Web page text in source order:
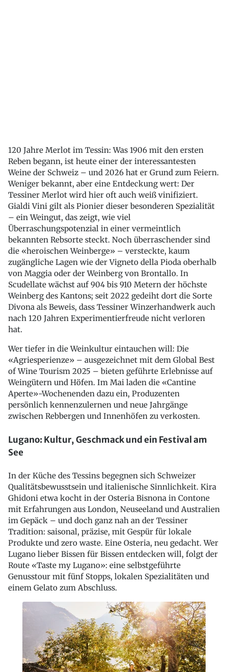
120 Jahre Merlot im Tessin: Was 1906 mit den ersten
Reben begann, ist heute einer der interessantesten
Weine der Schweiz – und 2026 hat er Grund zum Feiern.
Weniger bekannt, aber eine Entdeckung wert: Der
Tessiner Merlot wird hier oft auch weiß vinifiziert.
Gialdi Vini gilt als Pionier dieser besonderen Spezialität
– ein Weingut, das zeigt, wie viel
Überraschungspotenzial in einer vermeintlich
bekannten Rebsorte steckt. Noch überraschender sind
die «heroischen Weinberge» – versteckte, kaum
zugängliche Lagen wie der Vigneto della Pioda oberhalb
von Maggia oder der Weinberg von Brontallo. In
Scudellate wächst auf 904 bis 910 Metern der höchste
Weinberg des Kantons; seit 2022 gedeiht dort die Sorte
Divona als Beweis, dass Tessiner Winzerhandwerk auch
nach 120 Jahren Experimentierfreude nicht verloren
hat.
Wer tiefer in die Weinkultur eintauchen will: Die
«Agriesperienze» – ausgezeichnet mit dem Global Best
of Wine Tourism 2025 – bieten geführte Erlebnisse auf
Weingütern und Höfen. Im Mai laden die «Cantine
Aperte»-Wochenenden dazu ein, Produzenten
persönlich kennenzulernen und neue Jahrgänge
zwischen Rebbergen und Innenhöfen zu verkosten.
Lugano: Kultur, Geschmack und ein Festival am
See
In der Küche des Tessins begegnen sich Schweizer
Qualitätsbewusstsein und italienische Sinnlichkeit. Kira
Ghidoni etwa kocht in der Osteria Bisnona in Contone
mit Erfahrungen aus London, Neuseeland und Australien
im Gepäck – und doch ganz nah an der Tessiner
Tradition: saisonal, präzise, mit Gespür für lokale
Produkte und zero waste. Eine Osteria, neu gedacht. Wer
Lugano lieber Bissen für Bissen entdecken will, folgt der
Route «Taste my Lugano»: eine selbstgeführte
Genusstour mit fünf Stopps, lokalen Spezialitäten und
einem Gelato zum Abschluss.